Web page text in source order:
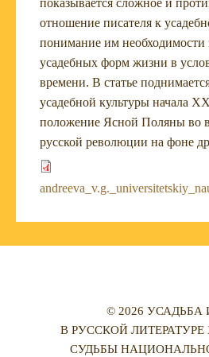
показывается сложное и
отношение писателя к
понимание им
усадебных форм жизни в
времени. В статье
усадебной культуры начала
положение Ясной Поляны во
русской революции на фоне
© 2026 УСАДЬБА
В РУССКОЙ ЛИТЕРАТУРЕ
СУДЬБЫ